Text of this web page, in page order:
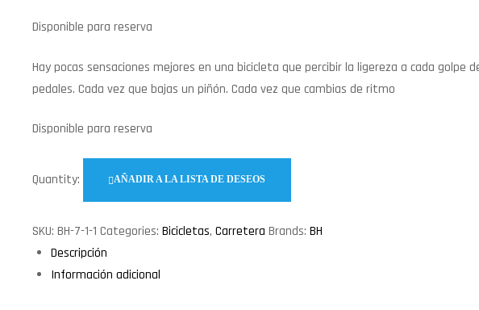
Disponible para reserva
Hay pocas sensaciones mejores en una bicicleta que percibir la ligereza a cada
pedales. Cada vez que bajas un piñón. Cada vez que cambias de ritmo
Disponible para reserva
Quantity: AÑADIR A LA LISTA DE DESEOS
SKU: BH-7-1-1 Categories: Bicicletas, Carretera Brands: BH
Descripción
Información adicional